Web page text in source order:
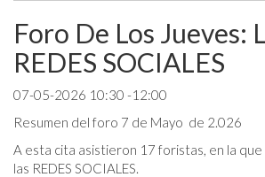
Foro De Los Jueves:
REDES SOCIALES
07-05-2026 10:30 -12:00
Resumen del foro 7 de Mayo de 2.026
A esta cita asistieron 17 foristas, en la
las REDES SOCIALES.